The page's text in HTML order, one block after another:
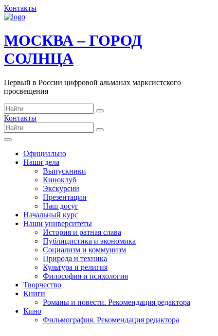
Контакты
МОСКВА – ГОРОД
СОЛНЦА
Первый в России цифровой альманах марксистского
просвещения
Контакты
Официально
Наши дела
Выпускники
Киноклуб
Экскурсии
Презентации
Наш досуг
Начальный курс
Наши университеты
История и ратная слава
Публицистика и экономика
Социализм и коммунизм
Природа и техника
Культура и религия
Философия и психология
Творчество
Книги
Романы и повести. Рекомендация редактора
Кино
Фильмография. Рекомендация редактора